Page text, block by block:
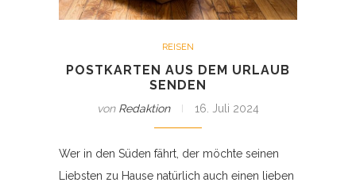
REISEN
POSTKARTEN AUS DEM URLAUB
SENDEN
von Redaktion 16. Juli 2024
Wer in den Süden fährt, der möchte seinen
Liebsten zu Hause natürlich auch einen lieben